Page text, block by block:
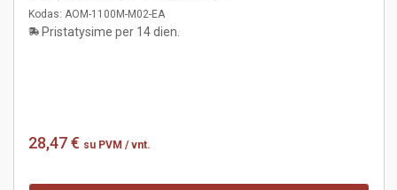
Kodas: AOM-1100M-M02-EA
Pristatysime per 14 dien.
28,47 € su PVM / vnt.